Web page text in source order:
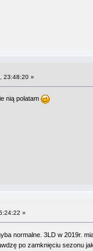
23:48:20 »
nią polatam
»
normalne. 3LD w 2019r.
po zamknięciu sezonu